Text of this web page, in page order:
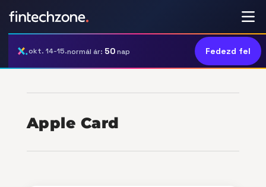
okt. 14-15.normál ár: 50nap Fedezd fel
Apple Card